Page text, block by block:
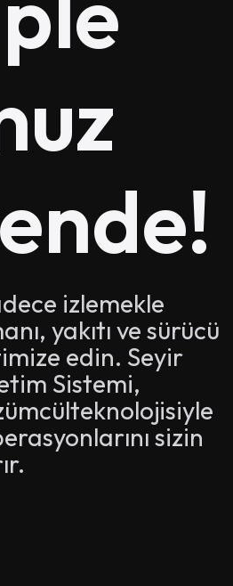
izlemekle
yakıtı ve sürücü
edin. Seyir
Sistemi,
sizin